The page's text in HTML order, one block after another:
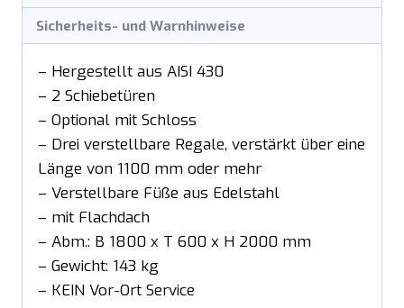
Sicherheits- und Warnhinweise
– Hergestellt aus AISI 430
– 2 Schiebetüren
– Optional mit Schloss
– Drei verstellbare Regale, verstärkt über eine
Länge von 1100 mm oder mehr
– Verstellbare Füße aus Edelstahl
– mit Flachdach
– Abm.: B 1800 x T 600 x H 2000 mm
– Gewicht: 143 kg
– KEIN Vor-Ort Service